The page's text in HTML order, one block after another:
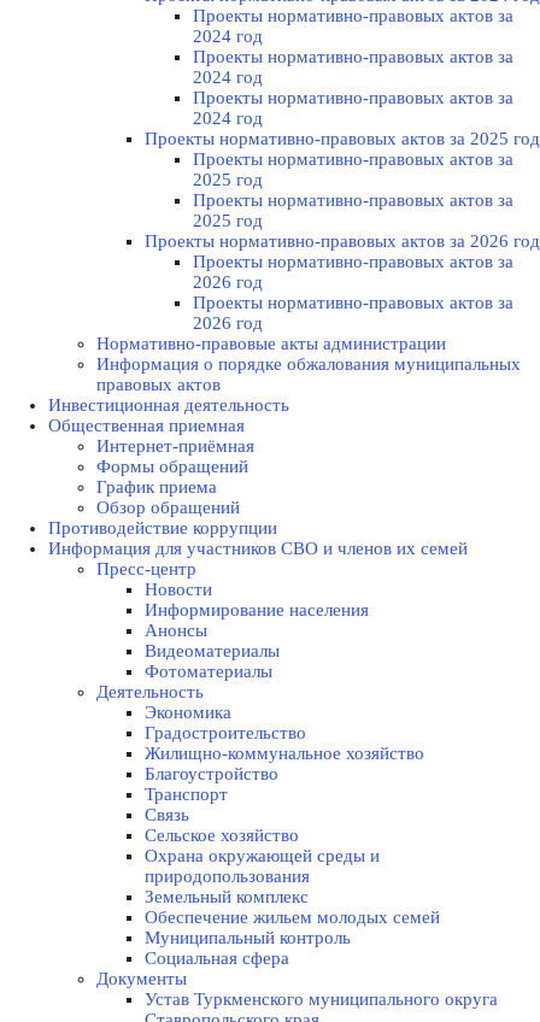
Проекты нормативно-правовых актов за
2024 год
Проекты нормативно-правовых актов за
2024 год
Проекты нормативно-правовых актов за
2024 год
Проекты нормативно-правовых актов за 2025 год
Проекты нормативно-правовых актов за
2025 год
Проекты нормативно-правовых актов за
2025 год
Проекты нормативно-правовых актов за 2026 год
Проекты нормативно-правовых актов за
2026 год
Проекты нормативно-правовых актов за
2026 год
Нормативно-правовые акты администрации
Информация о порядке обжалования муниципальных
правовых актов
Инвестиционная деятельность
Общественная приемная
Интернет-приёмная
Формы обращений
График приема
Обзор обращений
Противодействие коррупции
Информация для участников СВО и членов их семей
Пресс-центр
Новости
Информирование населения
Анонсы
Видеоматериалы
Фотоматериалы
Деятельность
Экономика
Градостроительство
Жилищно-коммунальное хозяйство
Благоустройство
Транспорт
Связь
Сельское хозяйство
Охрана окружающей среды и
природопользования
Земельный комплекс
Обеспечение жильем молодых семей
Муниципальный контроль
Социальная сфера
Документы
Устав Туркменского муниципального округа